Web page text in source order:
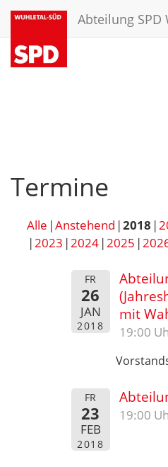
Abteilung SPD
Termine
Alle Anstehend 2018
2023 2024 2025
FR
26
JAN
2018
mit
19:00
FR
23
FEB
2018
19:00